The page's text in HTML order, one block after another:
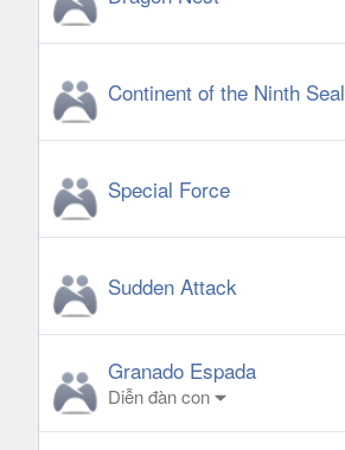
Continent of the Ninth Seal
Special Force
Sudden Attack
Granado Espada
Diễn đàn con